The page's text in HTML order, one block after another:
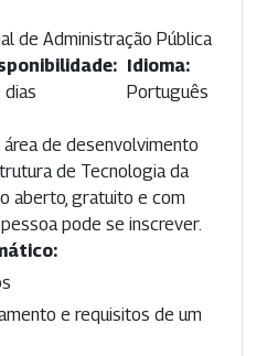
de Administração Pública
dias
Idioma:
Português
de desenvolvimento
de Tecnologia da
aberto, gratuito e com
pode se inscrever.
e requisitos de um